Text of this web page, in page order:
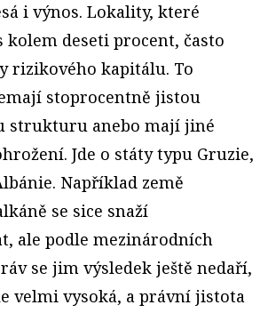
i výnos. Lokality, které
kolem deseti procent, často
rizikového kapitálu. To
stoprocentně jistou
strukturu anebo mají jiné
Jde o státy typu Gruzie,
Například země
se sice snaží
ale podle mezinárodních
se jim výsledek ještě nedaří,
velmi vysoká, a právní jistota